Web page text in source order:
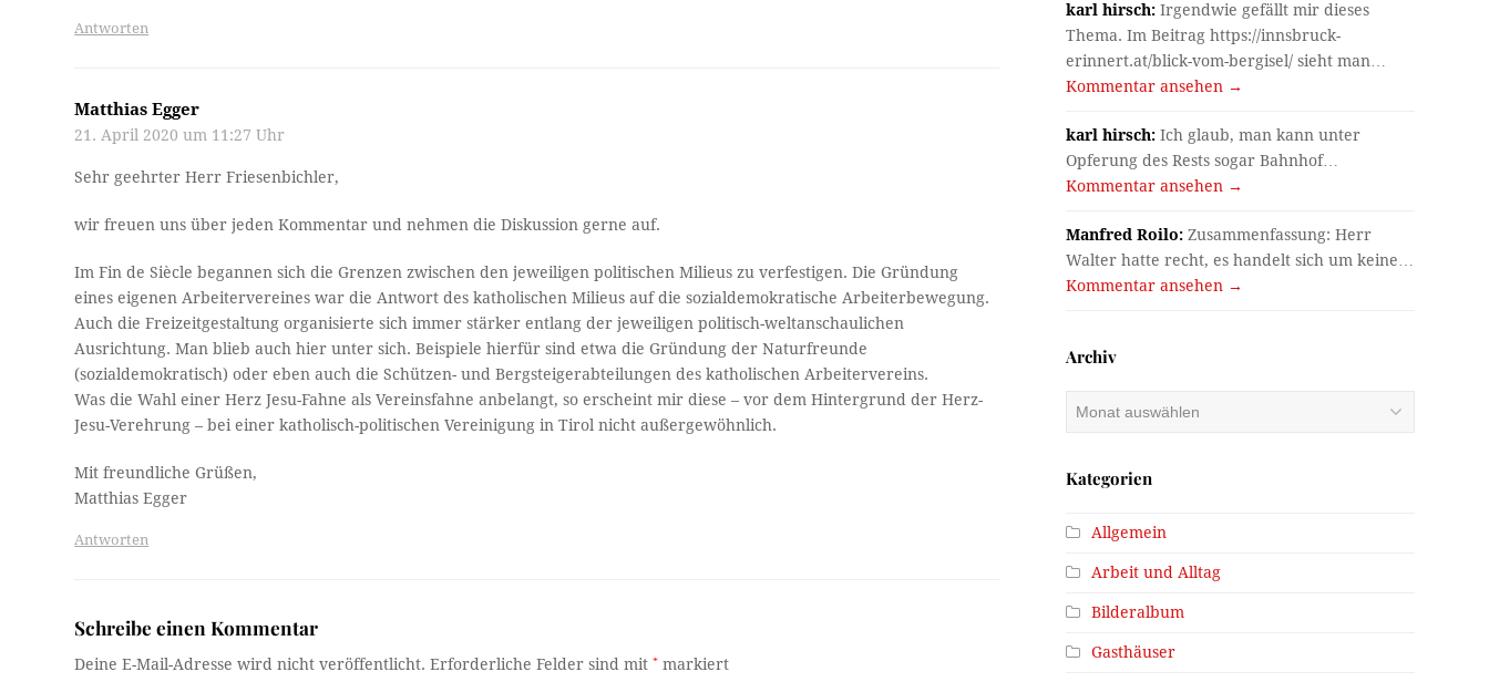
Antworten
Matthias Egger
21. April 2020 um 11:27 Uhr
Sehr geehrter Herr Friesenbichler,
wir freuen uns über jeden Kommentar und nehmen die Diskussion gerne auf.
Im Fin de Siècle begannen sich die Grenzen zwischen den jeweiligen politischen Milieus zu verfestigen. Die Gründung
eines eigenen Arbeitervereines war die Antwort des katholischen Milieus auf die sozialdemokratische Arbeiterbewegung.
Auch die Freizeitgestaltung organisierte sich immer stärker entlang der jeweiligen politisch-weltanschaulichen
Ausrichtung. Man blieb auch hier unter sich. Beispiele hierfür sind etwa die Gründung der Naturfreunde
(sozialdemokratisch) oder eben auch die Schützen- und Bergsteigerabteilungen des katholischen Arbeitervereins.
Was die Wahl einer Herz Jesu-Fahne als Vereinsfahne anbelangt, so erscheint mir diese – vor dem Hintergrund der Herz-
Jesu-Verehrung – bei einer katholisch-politischen Vereinigung in Tirol nicht außergewöhnlich.
Mit freundliche Grüßen,
Matthias Egger
Antworten
Schreibe einen Kommentar
Deine E-Mail-Adresse wird nicht veröffentlicht. Erforderliche Felder sind mit* markiert
karl hirsch: Irgendwie gefällt mir dieses
Thema. Im Beitrag https://innsbruck-
erinnert.at/blick-vom-bergisel/ sieht man…
Kommentar ansehen →
karl hirsch: Ich glaub, man kann unter
Opferung des Rests sogar Bahnhof…
Kommentar ansehen →
Manfred Roilo: Zusammenfassung: Herr
Walter hatte recht, es handelt sich um keine…
Kommentar ansehen →
Archiv
Kategorien
Allgemein
Arbeit und Alltag
Bilderalbum
Gasthäuser